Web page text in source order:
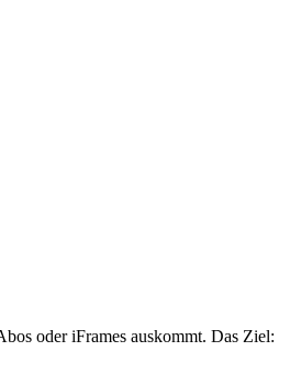
oder iFrames auskommt. Das Ziel: